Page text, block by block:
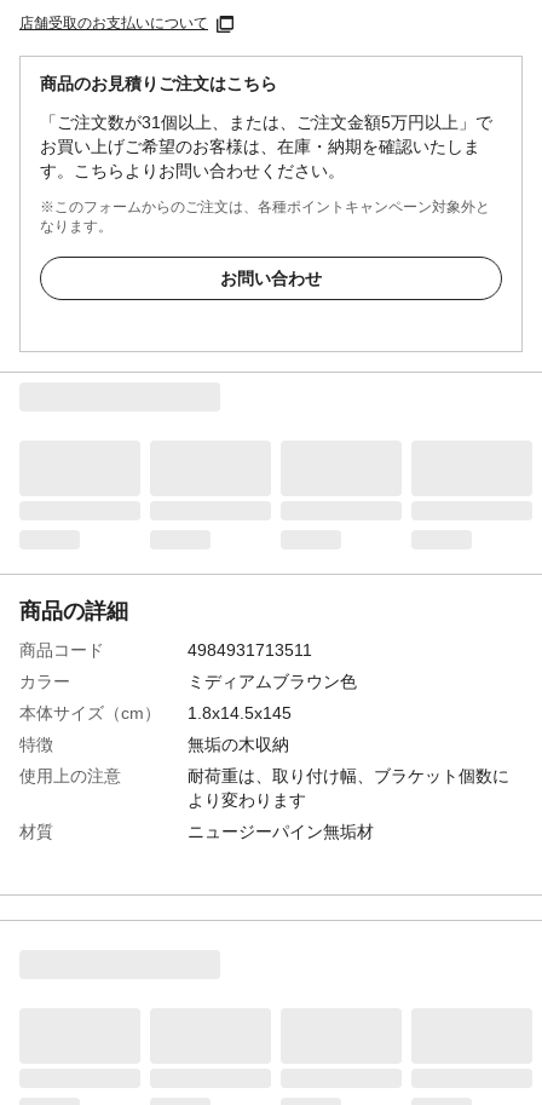
店舗受取のお支払いについて
商品のお見積りご注文はこちら
「ご注文数が31個以上、または、ご注文金額5万円以上」で
お買い上げご希望のお客様は、在庫・納期を確認いたしま
す。こちらよりお問い合わせください。
※このフォームからのご注文は、各種ポイントキャンペーン対象外と
なります。
お問い合わせ
商品の詳細
商品コード
4984931713511
カラー
ミディアムブラウン色
本体サイズ（cm）
1.8x14.5x145
特徴
無垢の木収納
使用上の注意
耐荷重は、取り付け幅、ブラケット個数に
より変わります
材質
ニュージーパイン無垢材